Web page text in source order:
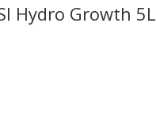
Hydro Growth 5L